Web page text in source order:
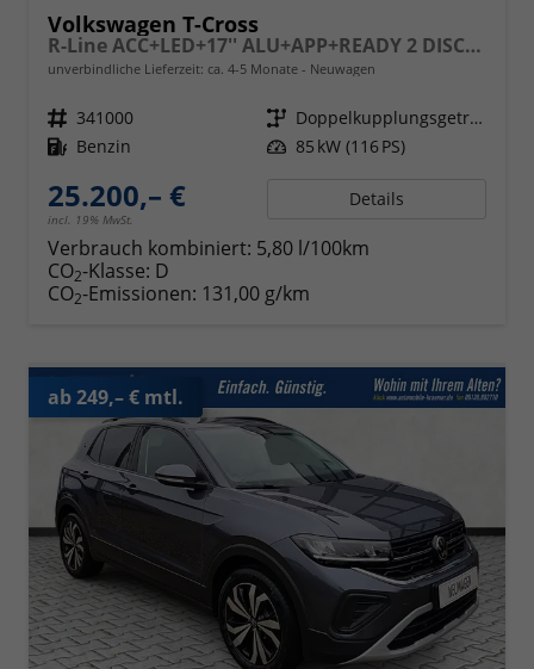
Volkswagen T-Cross
R-Line ACC+LED+17'' ALU+APP+READY 2 DISCOVER
unverbindliche Lieferzeit: ca. 4-5 Monate Neuwagen
Fahrzeugnr. 341000 Getriebe
Doppelkupplungsgetriebe (DSG)
Kraftstoff Benzin Leistung 85 kW (116 PS)
25.200,– €
incl. 19% MwSt.
Details
Verbrauch kombiniert: 5,80 l/100km
CO2-Klasse: D
CO2-Emissionen: 131,00 g/km
ab 249,– € mtl.